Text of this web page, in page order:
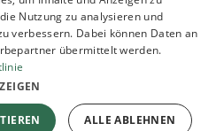
ENGLISH
Nutzung zu analysieren und
verbessern. Dabei können Daten an
übermittelt werden.
ALLE ABLEHNEN